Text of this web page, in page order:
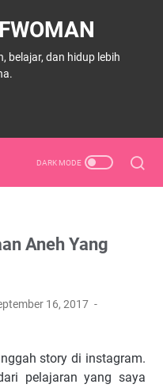
belajar, dan hidup lebih
Aneh Yang
16, 2017
story di instagram.
pelajaran yang saya